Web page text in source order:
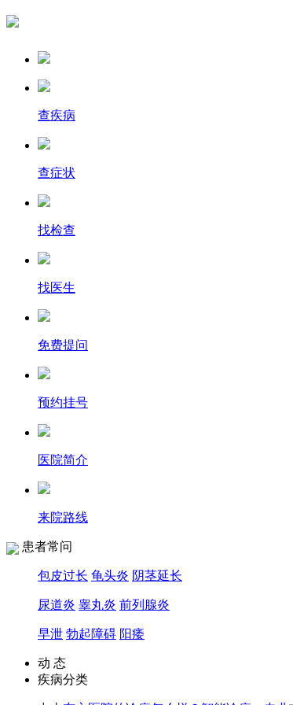
查疾病
查症状
找检查
找医生
免费提问
预约挂号
医院简介
来院路线
患者常问
包皮过长 龟头炎 阴茎延长
尿道炎 睾丸炎 前列腺炎
早泄 勃起障碍 阳痿
动 态
疾病分类